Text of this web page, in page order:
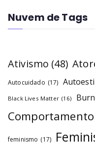
Nuvem de Tags
Ativismo (48)
Autocuidado (17)
Black Lives Matter (16)
Comportamento
feminismo (17)